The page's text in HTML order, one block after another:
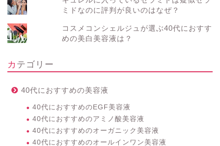
ミドなのに評判が良いのはなぜ？
コスメコンシェルジュが選ぶ40代におすす
めの美白美容液は？
カテゴリー
40代におすすめの美容液
40代におすすめのEGF美容液
40代におすすめのアミノ酸美容液
40代におすすめのオーガニック美容液
40代におすすめのオールインワン美容液